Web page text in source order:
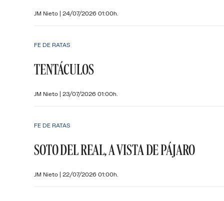
JM Nieto | 24/07/2026 01:00h.
FE DE RATAS
TENTÁCULOS
JM Nieto | 23/07/2026 01:00h.
FE DE RATAS
SOTO DEL REAL, A VISTA DE PÁJARO
JM Nieto | 22/07/2026 01:00h.